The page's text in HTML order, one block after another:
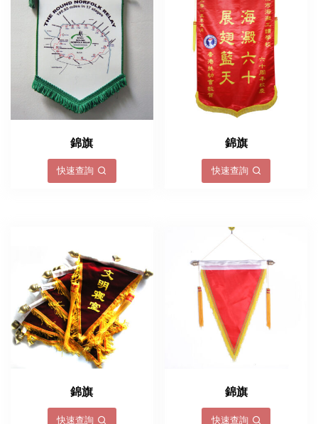
錦旗
快速查詢
錦旗
快速查詢
錦旗
快速查詢
錦旗
快速查詢